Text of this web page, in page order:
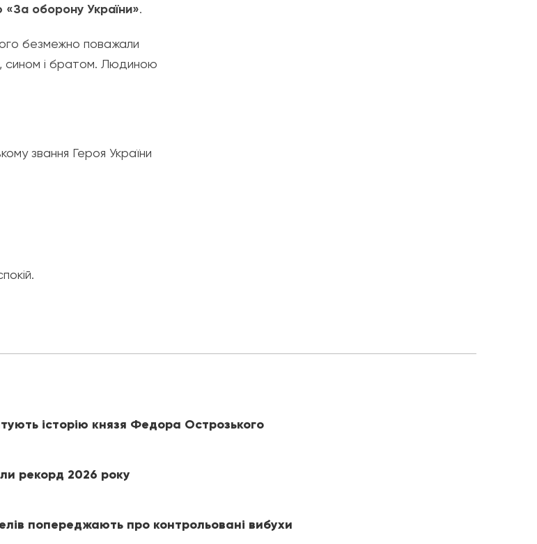
«За оборону України».
безмежно поважали
сином і братом. Людиною
звання Героя України
історію князя Федора Острозького
рекорд 2026 року
попереджають про контрольовані вибухи